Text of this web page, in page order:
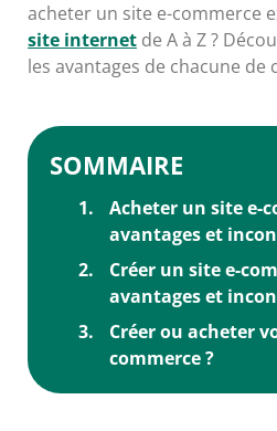
acheter un site e-commerce
site internet de A à Z ?
les avantages de chacune de
SOMMAIRE
Acheter un site e-
avantages et
Créer un site e-
avantages et
Créer ou acheter
commerce ?